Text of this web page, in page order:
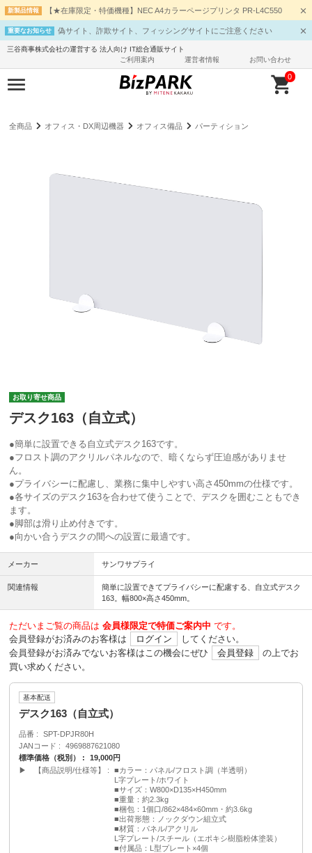
新製品情報 【★在庫限定・特価機種】NEC A4カラーページプリンタ PR-L4C550
重要なお知らせ 偽サイト、詐欺サイト、フィッシングサイトにご注意ください
三谷商事株式会社の運営する 法人向け IT総合通販サイト
ご利用案内
運営者情報 お問い合わせ
0
全商品 オフィス・DX周辺機器 オフィス備品 パーティション
お取り寄せ商品
デスク163（自立式）
●簡単に設置できる自立式デスク163です。
●フロスト調のアクリルパネルなので、暗くならず圧迫感がありませ
ん。
●プライバシーに配慮し、業務に集中しやすい高さ450mmの仕様です。
●各サイズのデスク163を合わせて使うことで、デスクを囲むこともでき
ます。
●脚部は滑り止め付きです。
●向かい合うデスクの間への設置に最適です。
メーカー サンワサプライ
関連情報
簡単に設置できてプライバシーに配慮する、自立式デスク
163。幅800×高さ450mm。
ただいまご覧の商品は 会員様限定で特価ご案内中 です。
会員登録がお済みのお客様は
ログイン
してください。
会員登録がお済みでないお客様はこの機会にぜひ
会員登録
の上でお
買い求めください。
基本配送
デスク163（自立式）
品番
SPT-DPJR80H
JANコード
4969887621080
標準価格（税別）
19,000円
▶ 【商品説明/仕様等】
■カラー：パネル/フロスト調（半透明）
L字プレート/ホワイト
■サイズ：W800×D135×H450mm
■重量：約2.3kg
■梱包：1個口/862×484×60mm・約3.6kg
■出荷形態：ノックダウン組立式
■材質：パネル/アクリル
L字プレート/スチール（エポキシ樹脂粉体塗装）
■付属品：L型プレート×4個